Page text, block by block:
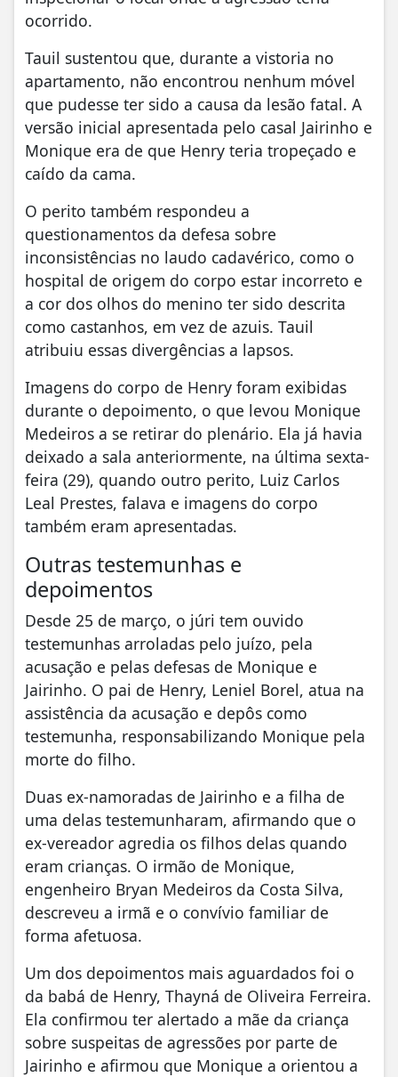
ocorrido.
Tauil sustentou que, durante a vistoria no
apartamento, não encontrou nenhum móvel
que pudesse ter sido a causa da lesão fatal. A
versão inicial apresentada pelo casal Jairinho e
Monique era de que Henry teria tropeçado e
caído da cama.
O perito também respondeu a
questionamentos da defesa sobre
inconsistências no laudo cadavérico, como o
hospital de origem do corpo estar incorreto e
a cor dos olhos do menino ter sido descrita
como castanhos, em vez de azuis. Tauil
atribuiu essas divergências a lapsos.
Imagens do corpo de Henry foram exibidas
durante o depoimento, o que levou Monique
Medeiros a se retirar do plenário. Ela já havia
deixado a sala anteriormente, na última sexta-
feira (29), quando outro perito, Luiz Carlos
Leal Prestes, falava e imagens do corpo
também eram apresentadas.
Outras testemunhas e
depoimentos
Desde 25 de março, o júri tem ouvido
testemunhas arroladas pelo juízo, pela
acusação e pelas defesas de Monique e
Jairinho. O pai de Henry, Leniel Borel, atua na
assistência da acusação e depôs como
testemunha, responsabilizando Monique pela
morte do filho.
Duas ex-namoradas de Jairinho e a filha de
uma delas testemunharam, afirmando que o
ex-vereador agredia os filhos delas quando
eram crianças. O irmão de Monique,
engenheiro Bryan Medeiros da Costa Silva,
descreveu a irmã e o convívio familiar de
forma afetuosa.
Um dos depoimentos mais aguardados foi o
da babá de Henry, Thayná de Oliveira Ferreira.
Ela confirmou ter alertado a mãe da criança
sobre suspeitas de agressões por parte de
Jairinho e afirmou que Monique a orientou a